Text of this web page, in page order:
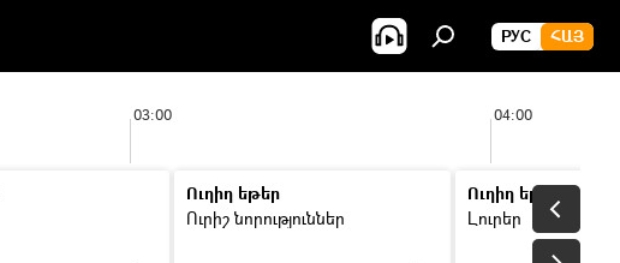
РУС ՀԱՅ
03:00 04:00
Ուղիղ եթեր
Ուրիշ նորություններ
Ուղիղ եթեր
Լուրեր